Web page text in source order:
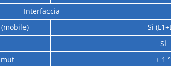
Interfaccia
Sì
SÌ
± 1 °